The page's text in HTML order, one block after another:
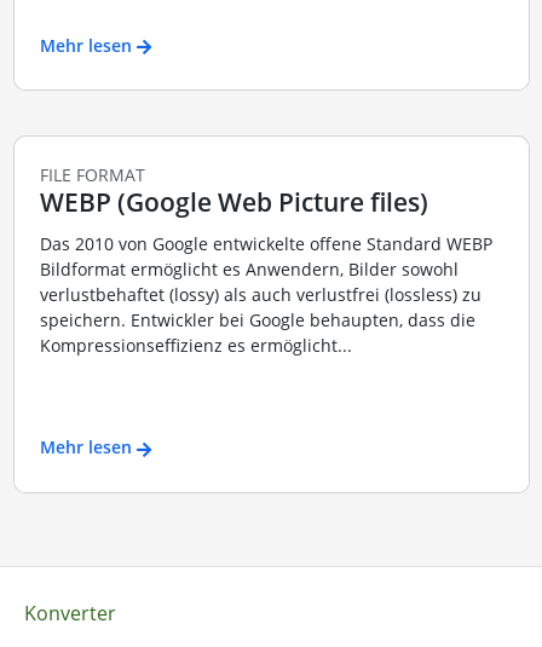
Mehr lesen
FILE FORMAT
WEBP (Google Web Picture files)
Das 2010 von Google entwickelte offene Standard WEBP
Bildformat ermöglicht es Anwendern, Bilder sowohl
verlustbehaftet (lossy) als auch verlustfrei (lossless) zu
speichern. Entwickler bei Google behaupten, dass die
Kompressionseffizienz es ermöglicht...
Mehr lesen
Konverter